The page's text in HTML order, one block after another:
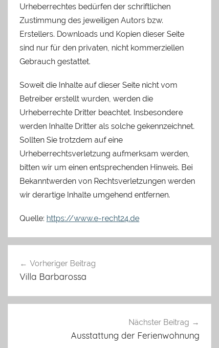
Urheberrechtes bedürfen der schriftlichen
Zustimmung des jeweiligen Autors bzw.
Erstellers. Downloads und Kopien dieser Seite
sind nur für den privaten, nicht kommerziellen
Gebrauch gestattet.
Soweit die Inhalte auf dieser Seite nicht vom
Betreiber erstellt wurden, werden die
Urheberrechte Dritter beachtet. Insbesondere
werden Inhalte Dritter als solche gekennzeichnet.
Sollten Sie trotzdem auf eine
Urheberrechtsverletzung aufmerksam werden,
bitten wir um einen entsprechenden Hinweis. Bei
Bekanntwerden von Rechtsverletzungen werden
wir derartige Inhalte umgehend entfernen.
Quelle: https://www.e-recht24.de
Vorheriger Beitrag
Villa Barbarossa
Nächster Beitrag
Ausstattung der Ferienwohnung